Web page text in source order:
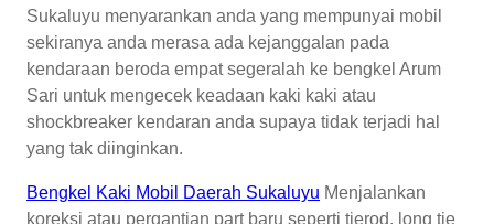
Sukaluyu menyarankan anda yang mempunyai mobil
sekiranya anda merasa ada kejanggalan pada
kendaraan beroda empat segeralah ke bengkel Arum
Sari untuk mengecek keadaan kaki kaki atau
shockbreaker kendaran anda supaya tidak terjadi hal
yang tak diinginkan.
Bengkel Kaki Mobil Daerah Sukaluyu Menjalankan
koreksi atau pergantian part baru seperti tierod, long tie